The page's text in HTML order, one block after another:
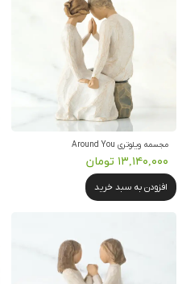
مجسمه ویلوتری Around You
۱۳,۱۴۰,۰۰۰ تومان
افزودن به سبد خرید